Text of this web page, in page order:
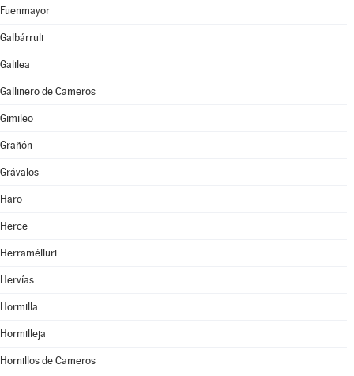
Fuenmayor
Galbárruli
Galilea
Gallinero de Cameros
Gimileo
Grañón
Grávalos
Haro
Herce
Herramélluri
Hervías
Hormilla
Hormilleja
Hornillos de Cameros